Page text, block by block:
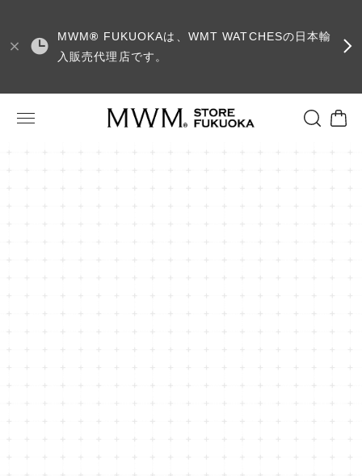
MWM® FUKUOKAは、WMT WATCHESの日本輸
入販売代理店です。